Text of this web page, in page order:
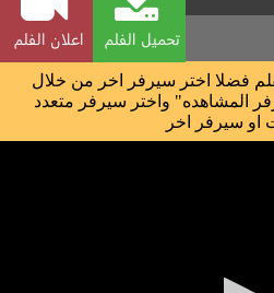
تحميل الفلم اعلان الفلم
فضلا اختر سيرفر اخر من خلال
المشاهده" واختر سيرفر متعدد
او سيرفر اخر